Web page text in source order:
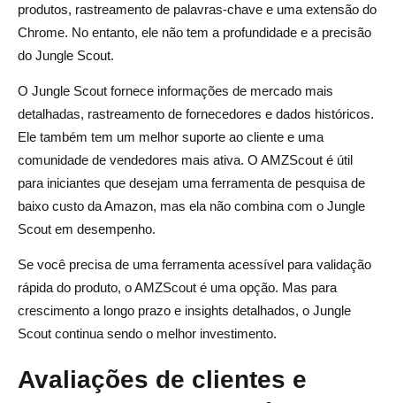
produtos, rastreamento de palavras-chave e uma extensão do
Chrome. No entanto, ele não tem a profundidade e a precisão
do Jungle Scout.
O Jungle Scout fornece informações de mercado mais
detalhadas, rastreamento de fornecedores e dados históricos.
Ele também tem um melhor suporte ao cliente e uma
comunidade de vendedores mais ativa. O AMZScout é útil
para iniciantes que desejam uma ferramenta de pesquisa de
baixo custo da Amazon, mas ela não combina com o Jungle
Scout em desempenho.
Se você precisa de uma ferramenta acessível para validação
rápida do produto, o AMZScout é uma opção. Mas para
crescimento a longo prazo e insights detalhados, o Jungle
Scout continua sendo o melhor investimento.
Avaliações de clientes e